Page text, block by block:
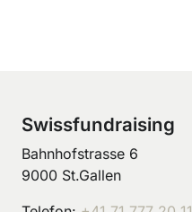
Swissfundraising
Bahnhofstrasse 6
9000 St.Gallen